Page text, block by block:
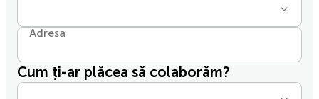
Adresa
Cum ți-ar plăcea să colaborăm?